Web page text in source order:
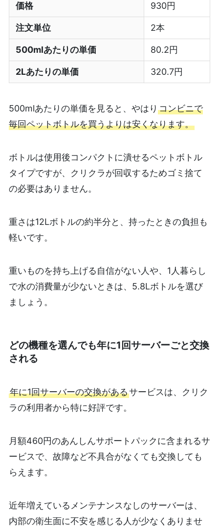
価格 930円
注文単位 2本
500mlあたりの単価 80.2円
2Lあたりの単価 320.7円
500mlあたりの単価を見ると、やはり コンビニで
毎回ペットボトルを買うよりは安くなります。
ボトルは使用後コンパクトに潰せるペットボトル
タイプですが、クリクラが回収するためゴミ捨て
の必要はありません。
重さは12Lボトルの約半分と、持ったときの負担も
軽いです。
重いものを持ち上げる自信がない人や、1人暮らし
で水の消費量が少ないときは、5.8Lボトルを選び
ましょう。
どの機種を選んでも年に1回サーバーごと交換
される
年に1回サーバーの交換があるサービスは、クリク
ラの利用者から特に好評です。
月額460円のあんしんサポートパックに含まれるサ
ービスで、故障など不具合がなくても交換しても
らえます。
近年増えているメンテナンスなしのサーバーは、
内部の衛生面に不安を感じる人が少なくありませ